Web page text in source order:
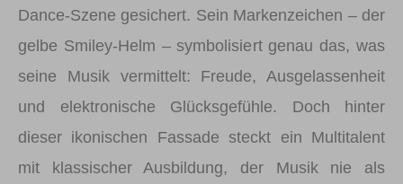
Dance-Szene gesichert. Sein Markenzeichen – der
gelbe Smiley-Helm – symbolisiert genau das, was
seine Musik vermittelt: Freude, Ausgelassenheit
und elektronische Glücksgefühle. Doch hinter
dieser ikonischen Fassade steckt ein Multitalent
mit klassischer Ausbildung, der Musik nie als